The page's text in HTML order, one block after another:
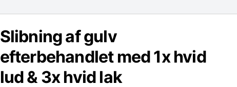
Slibning af gulv
efterbehandlet med 1x hvid
lud & 3x hvid lak